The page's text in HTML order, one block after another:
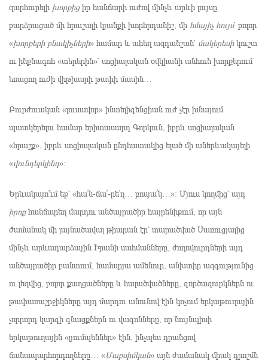
զարհուրելի խորքիցիր հանճարի ուժով մինչև արևի լույսը
բարձրացած մի հրաշալի կյանքի խորհրդանիշ, մի հմայիչ հույս՝ բոլոր
«խորքերի բնակիչների» համար և ահեղ ազդանշան՝ մակերեսիկուշտ
ու ինքնագոհ «տերերին»՝ սոցիալական օվկիանի անհուն խորքերում
եռացող ուժի վիթխարի թափի մասին…
Բուրժուական «լուսավոր» ինտելիգենցիան ուժ չէր խնայում
պատկերելու համար երիտասարդ Գորկուն, իբրև սոցիալական
«հրաշք», իբրև սոցիալական ընդհատակից ելած մի աներևակայելի
«վունդերկինդ»։
Երևակայո՞ւմ եք՝ «հա՜ն-ճա՜-րե՜ղ… բոսյա՜կ…»: Մյուս կողմից՝ այդ
իրոքհանճարեղ մարդու անծայրածիր հայրենիքում, որ այն
ժամանակ մի լայնածավալ թիարան էր՝ տարածված Սառուցյալից
մինչև արևադարձային Իրանի սահմանները, ժողովուրդների այդ
անծայրածիր բանտում, համարյա ամենուր, անխտիր ազգությունից
ու լեզվից, բոլոր քաղցածները և հալածվածները, գործազուրկներն ու
թափառաշրջիկները այդ մարդու անունով էին կոչում երկաթուղային
չորրորդ կարգի գնացքներն ու վագոնները, որ նույնպիսի
երկաթուղային «լյումպեններ» էին, ինչպես դրանցով
ճանապարհորդողները… «Մաքսիմկան» այն ժամանակ միակ դրոշմն